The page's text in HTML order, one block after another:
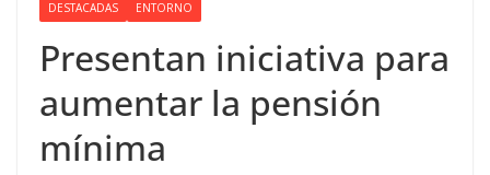
DESTACADAS ENTORNO
Presentan iniciativa para
aumentar la pensión
mínima